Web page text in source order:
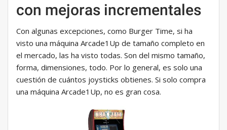
con mejoras incrementales
Con algunas excepciones, como Burger Time, si ha
visto una máquina Arcade1Up de tamaño completo en
el mercado, las ha visto todas. Son del mismo tamaño,
forma, dimensiones, todo. Por lo general, es solo una
cuestión de cuántos joysticks obtienes. Si solo compra
una máquina Arcade1Up, no es gran cosa.